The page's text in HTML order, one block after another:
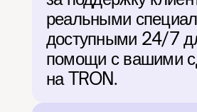
реальными
доступными 24/7
помощи с вашими
на TRON.